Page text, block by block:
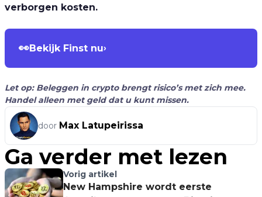
verborgen kosten.
👀Bekijk Finst nu›
Let op: Beleggen in crypto brengt risico’s met zich mee.
Handel alleen met geld dat u kunt missen.
door Max Latupeirissa
Ga verder met lezen
Vorig artikel
New Hampshire wordt eerste